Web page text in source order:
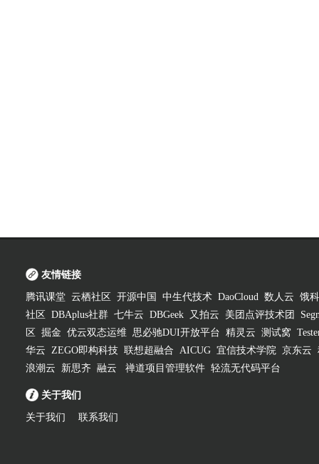
友情链接
腾讯课堂 云栖社区 开源中国 中生代技术 DaoCloud 数人云 饿
社区
DBAplus社群 七牛云 DBGeek 又拍云 美团点评技术团
区
掘金 优云双态运维 思必驰DUI开放平台 精灵云 测试窝
华云 ZEGO即构科技 联想超融合 AICUG 宜信技术学院 京东云
浪潮云
新思齐 融云 禅道项目管理软件 轻流无代码平台
关于我们
关于我们 联系我们